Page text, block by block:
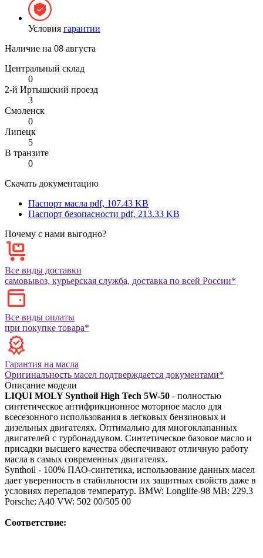
Условия гарантии
Наличие на 08 августа
Центральный склад
0
2-й Иртышский проезд
3
Смоленск
0
Липецк
5
В транзите
0
Скачать документацию
Паспорт масла pdf, 107.43 KB
Паспорт безопасности pdf, 213.33 KB
Почему с нами выгодно?
Все виды доставки
самовывоз, курьерская служба, доставка по всей России*
Все виды оплаты
при покупке товара*
Гарантия на масла
Оригинальность масел подтверждается документами*
Описание модели
LIQUI MOLY Synthoil High Tech 5W-50 - полностью
синтетическое антифрикционное моторное масло для
всесезонного использования в легковых бензиновых и
дизельных двигателях. Оптимально для многоклапанных
двигателей с турбонаддувом. Синтетическое базовое масло и
присадки высшего качества обеспечивают отличную работу
масла в самых современных двигателях.
Synthoil - 100% ПАО-синтетика, использование данных масел
дает уверенность в стабильности их защитных свойств даже в
условиях перепадов температур. BMW: Longlife-98 MB: 229.3
Porsche: A40 VW: 502 00/505 00
Соответствие: